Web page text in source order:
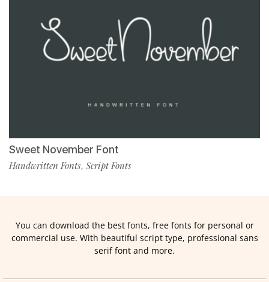
Sweet November Font
Handwritten Fonts, Script Fonts
You can download the best fonts, free fonts for personal or
commercial use. With beautiful script type, professional sans
serif font and more.